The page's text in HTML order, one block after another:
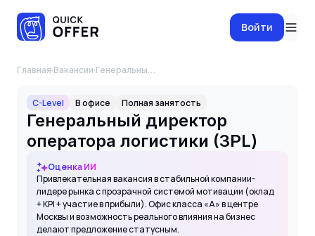
Войти
Главная·Вакансии· Генеральный директор оператора логистики (3PL)
C-Level В офисе Полная занятость
Генеральный директор
оператора логистики (3PL)
Оценка ИИ
Привлекательная вакансия в стабильной компании-
лидере рынка с прозрачной системой мотивации (оклад
+ KPI + участие в прибыли). Офис класса «А» в центре
Москвы и возможность реального влияния на бизнес
делают предложение статусным.